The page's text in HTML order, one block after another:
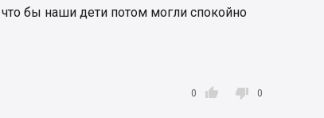
бы наши дети потом могли спокойно

0  0